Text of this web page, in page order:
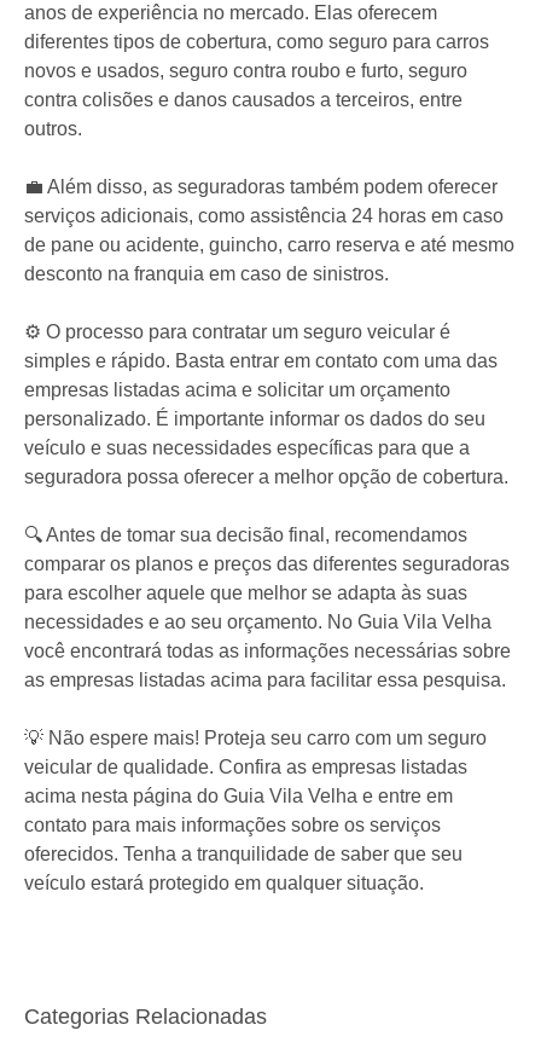
anos de experiência no mercado. Elas oferecem
diferentes tipos de cobertura, como seguro para carros
novos e usados, seguro contra roubo e furto, seguro
contra colisões e danos causados a terceiros, entre
outros.
💼 Além disso, as seguradoras também podem oferecer
serviços adicionais, como assistência 24 horas em caso
de pane ou acidente, guincho, carro reserva e até mesmo
desconto na franquia em caso de sinistros.
⚙️ O processo para contratar um seguro veicular é
simples e rápido. Basta entrar em contato com uma das
empresas listadas acima e solicitar um orçamento
personalizado. É importante informar os dados do seu
veículo e suas necessidades específicas para que a
seguradora possa oferecer a melhor opção de cobertura.
🔍 Antes de tomar sua decisão final, recomendamos
comparar os planos e preços das diferentes seguradoras
para escolher aquele que melhor se adapta às suas
necessidades e ao seu orçamento. No Guia Vila Velha
você encontrará todas as informações necessárias sobre
as empresas listadas acima para facilitar essa pesquisa.
💡 Não espere mais! Proteja seu carro com um seguro
veicular de qualidade. Confira as empresas listadas
acima nesta página do Guia Vila Velha e entre em
contato para mais informações sobre os serviços
oferecidos. Tenha a tranquilidade de saber que seu
veículo estará protegido em qualquer situação.
Categorias Relacionadas